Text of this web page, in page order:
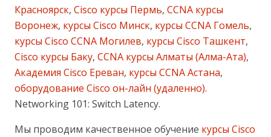
Красноярск, Cisco курсы Пермь, CCNA курсы
Воронеж, курсы Cisco Минск, курсы CCNA Гомель,
курсы Cisco CCNA Могилев, курсы Cisco Ташкент,
Cisco курсы Баку, CCNA курсы Алматы (Алма-Ата),
Академия Cisco Ереван, курсы CCNA Астана,
оборудование Cisco он-лайн (удаленно).
Networking 101: Switch Latency.
Мы проводим качественное обучение курсы Cisco